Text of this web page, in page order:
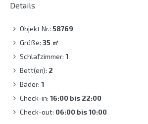
Details
Objekt Nr.: 58769
Größe: 35 ㎡
Schlafzimmer: 1
Bett(en): 2
Bäder: 1
Check-in: 16:00 bis 22:00
Check-out: 06:00 bis 10:00